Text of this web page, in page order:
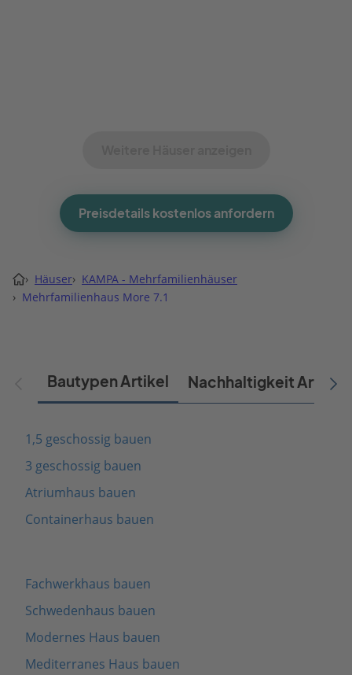
Preisdetails kostenlos anfordern
› Häuser› KAMPA - Mehrfamilienhäuser
› Mehrfamilienhaus More 7.1
Bautypen Artikel Nachhaltigkeit Artikel
1,5 geschossig bauen
3 geschossig bauen
Atriumhaus bauen
Containerhaus bauen
Fachwerkhaus bauen
Schwedenhaus bauen
Modernes Haus bauen
Mediterranes Haus bauen